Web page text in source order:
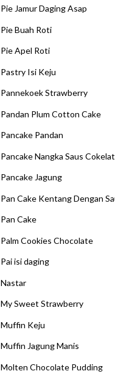
Pie Jamur Daging Asap
Pie Buah Roti
Pie Apel Roti
Pastry Isi Keju
Pannekoek Strawberry
Pandan Plum Cotton Cake
Pancake Pandan
Pancake Nangka Saus Cokelat
Pancake Jagung
Pan Cake Kentang Dengan
Pan Cake
Palm Cookies Chocolate
Pai isi daging
Nastar
My Sweet Strawberry
Muffin Keju
Muffin Jagung Manis
Molten Chocolate Pudding